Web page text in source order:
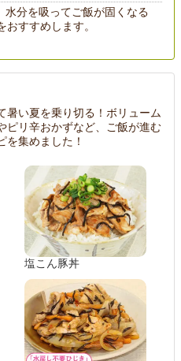
水分を吸ってご飯が固くなる
すすめします。
暑い夏を乗り切る！ボリューム
ピリ辛おかずなど、ご飯が進む
を集めました！
塩こん豚丼